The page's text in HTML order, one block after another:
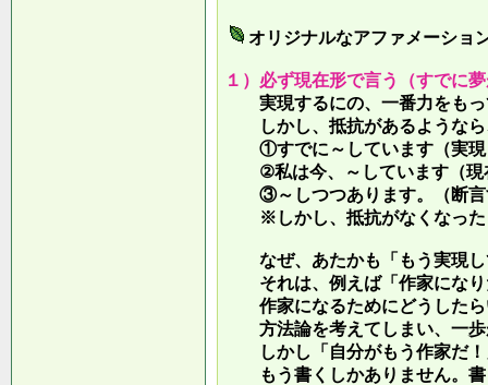
オリジナルなアファメーショ
１）必ず現在形で言う（すでに
実現するにの、一番力をもっ
しかし、抵抗があるような
①すでに～しています（実現
②私は今、～しています（現
③～しつつあります。（断言
※しかし、抵抗がなくなった
なぜ、あたかも「もう実現し
それは、例えば「作家になり
作家になるためにどうしたら
方法論を考えてしまい、一歩
しかし「自分がもう作家だ！
もう書くしかありません。書